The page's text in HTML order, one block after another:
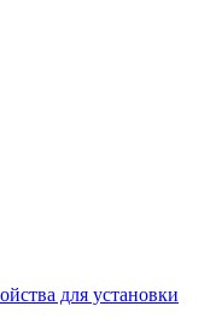
для установки